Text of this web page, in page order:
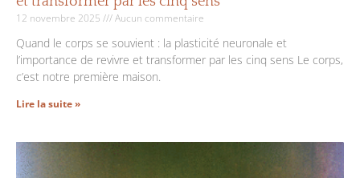
12 novembre 2025 Aucun commentaire
Quand le corps se souvient : la plasticité neuronale et
l’importance de revivre et transformer par les cinq sens Le corps,
c’est notre première maison.
Lire la suite »